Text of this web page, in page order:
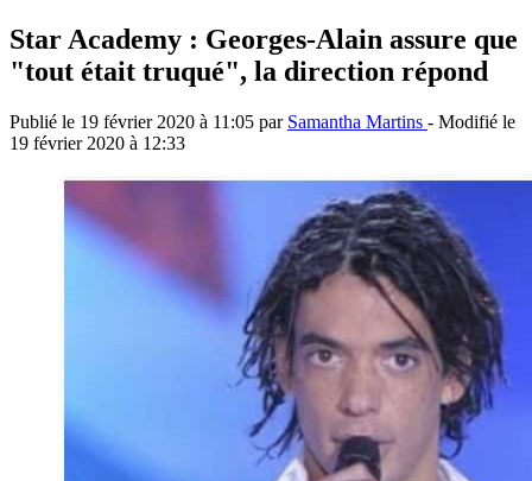
Star Academy : Georges-Alain assure que
"tout était truqué", la direction répond
Publié le 19 février 2020 à 11:05 par Samantha Martins - Modifié le
19 février 2020 à 12:33